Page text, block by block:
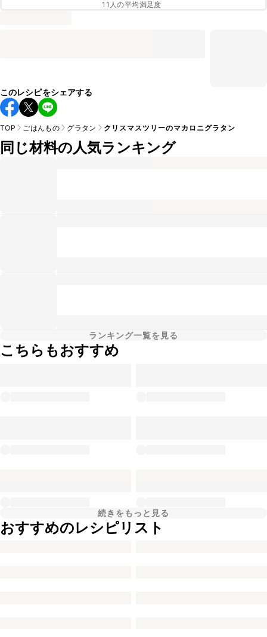
11 人の平均満足度
このレシピをシェアする
TOP ごはんもの グラタン クリスマスツリーのマカロニグラタン
同じ材料の人気ランキング
ランキング一覧を見る
こちらもおすすめ
続きをもっと見る
おすすめのレシピリスト